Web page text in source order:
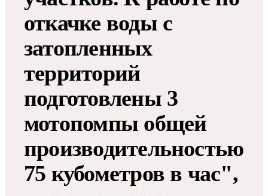
откачке воды с
затопленных
территорий
подготовлены 3
мотопомпы общей
производительностью
75 кубометров в час",